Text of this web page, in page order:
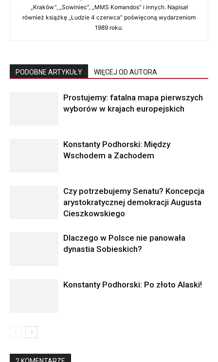
„Kraków”, „Sowiniec”, „MMS Komandos” i innych. Napisał
również książkę „Ludzie 4 czerwca” poświęconą wydarzeniom
1989 roku.
PODOBNE ARTYKUŁY WIĘCEJ OD AUTORA
Prostujemy: fatalna mapa pierwszych
wyborów w krajach europejskich
Konstanty Podhorski: Między
Wschodem a Zachodem
Czy potrzebujemy Senatu? Koncepcja
arystokratycznej demokracji Augusta
Cieszkowskiego
Dlaczego w Polsce nie panowała
dynastia Sobieskich?
Konstanty Podhorski: Po złoto Alaski!